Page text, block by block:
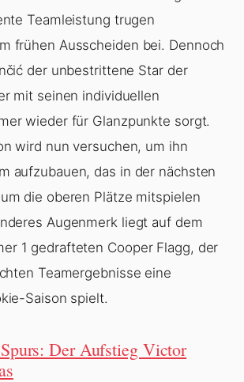
Teamleistung trugen
frühen Ausscheiden bei. Dennoch
der unbestrittene Star der
mit seinen individuellen
wieder für Glanzpunkte sorgt.
wird nun versuchen, um ihn
aufzubauen, das in der nächsten
die oberen Plätze mitspielen
Augenmerk liegt auf dem
1 gedrafteten Cooper Flagg, der
Teamergebnisse eine
Saison spielt.
Der Aufstieg Victor